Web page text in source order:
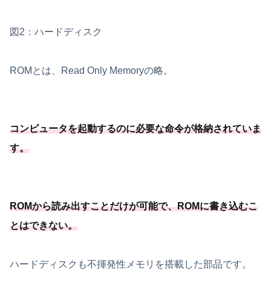
図2：ハードディスク
ROMとは、Read Only Memoryの略。
コンピュータを起動するのに必要な命令が格納されていま
す。
ROMから読み出すことだけが可能で、ROMに書き込むこ
とはできない。
ハードディスクも不揮発性メモリを搭載した部品です。